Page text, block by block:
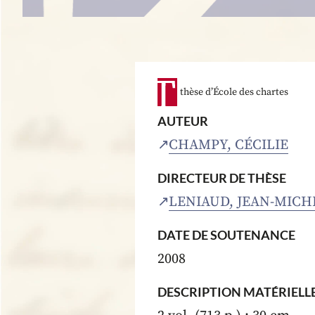
thèse d’École des chartes
AUTEUR
CHAMPY, CÉCILIE
DIRECTEUR DE THÈSE
LENIAUD, JEAN-
DATE DE SOUTENANCE
2008
DESCRIPTION